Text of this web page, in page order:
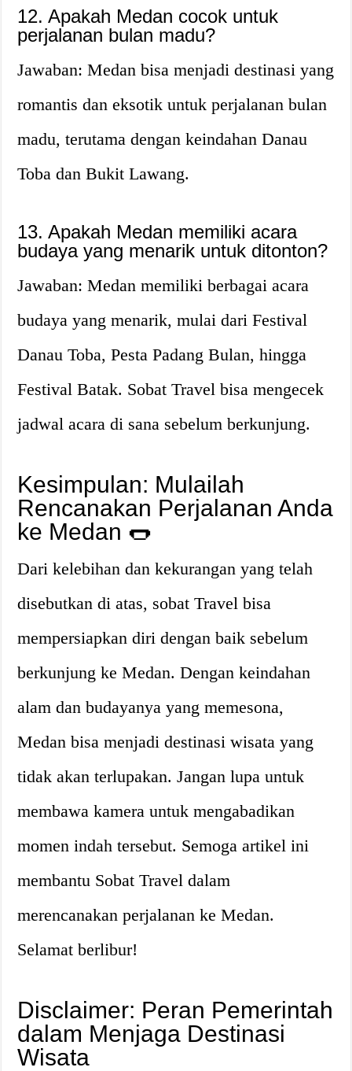
12. Apakah Medan cocok untuk
perjalanan bulan madu?
Jawaban: Medan bisa menjadi destinasi yang
romantis dan eksotik untuk perjalanan bulan
madu, terutama dengan keindahan Danau
Toba dan Bukit Lawang.
13. Apakah Medan memiliki acara
budaya yang menarik untuk ditonton?
Jawaban: Medan memiliki berbagai acara
budaya yang menarik, mulai dari Festival
Danau Toba, Pesta Padang Bulan, hingga
Festival Batak. Sobat Travel bisa mengecek
jadwal acara di sana sebelum berkunjung.
Kesimpulan: Mulailah
Rencanakan Perjalanan Anda
ke Medan 🌭
Dari kelebihan dan kekurangan yang telah
disebutkan di atas, sobat Travel bisa
mempersiapkan diri dengan baik sebelum
berkunjung ke Medan. Dengan keindahan
alam dan budayanya yang memesona,
Medan bisa menjadi destinasi wisata yang
tidak akan terlupakan. Jangan lupa untuk
membawa kamera untuk mengabadikan
momen indah tersebut. Semoga artikel ini
membantu Sobat Travel dalam
merencanakan perjalanan ke Medan.
Selamat berlibur!
Disclaimer: Peran Pemerintah
dalam Menjaga Destinasi
Wisata